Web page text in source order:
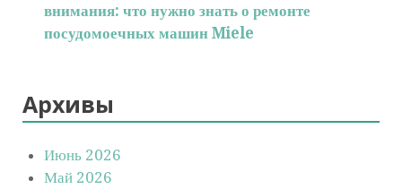
внимания: что нужно знать о ремонте
посудомоечных машин Miele
Архивы
Июнь 2026
Май 2026